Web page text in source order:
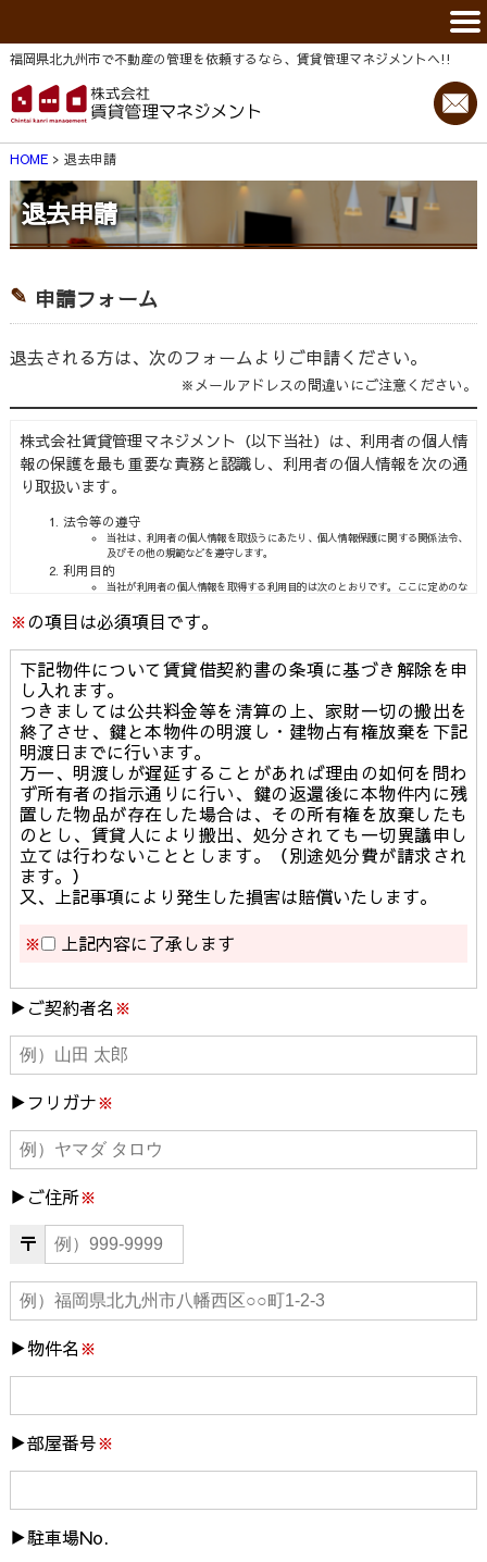
福岡県北九州市で不動産の管理を依頼するなら、賃貸管理マネジメントヘ!!
HOME 退去申請
退去申請
申請フォーム
退去される方は、次のフォームよりご申請ください。
※メールアドレスの間違いにご注意ください。
株式会社賃貸管理マネジメント（以下当社）は、利用者の個人情
報の保護を最も重要な責務と認識し、利用者の個人情報を次の通
り取扱います。
法令等の遵守
当社は、利用者の個人情報を取扱うにあたり、個人情報保護に関する関係法令、
及びその他の規範などを遵守します。
利用目的
当社が利用者の個人情報を取得する利用目的は次のとおりです。ここに定めのな
的を明示して行います。
利用者に、より良いサービス及びこれらに関連した活動を連絡するため。
計データを作成するため。
適正な取得
当社は、利用者の個人情報を偽りその他不正の手段で取得する事は致しません。
利用
当社は、利用者の個人情報を「2.利用目的」で定めた範囲内で利用します。
第三者への提供
当社は、次の場合を除き個人情報を第三者に提供する事は致しません。
利用者によりあらかじめ同意を得ている会社・団体に提供する場合。
法令に基づく場合。
人の生命、身体又は財産の保護のために必要がある場合であって、利用者の同意
を得る事が困難であるとき。
公衆衛生の向上又は児童の健全な育成の推進のために特に必要がある場合であっ
て、利用者の同意を得ることが困難であるとき。
国の機関若しくは地方公共団体又はその委託を受けた者が法令の定める事務を遂
行する事に対して協力する必要がある場合であって、利用者の同意を得ることに
開示・訂正・削除
当社は、個人情報を正確かつ最新の状態で管理するよう努めます。また利用者か
速やかに開示します。その結果、万一誤った情報があれば速やかに訂正又は削除
いたします。
当社は、取扱う個人情報の漏えい、滅失又は棄損の防止、その他安全管理のた
め、必要かつ適切な措置を講じます。
その他
当社では、利用者の個人情報の保護を図るために、法令その他の規範などの変更
に伴い、プライバシーポリシーを改定する場合がございます。改定があった場合
はホームページにてお知らせいたします。
※の項目は必須項目です。
下記物件について賃貸借契約書の条項に基づき解除を申
し入れます。
つきましては公共料金等を清算の上、家財一切の搬出を
終了させ、鍵と本物件の明渡し・建物占有権放棄を下記
明渡日までに行います。
万一、明渡しが遅延することがあれば理由の如何を問わ
ず所有者の指示通りに行い、鍵の返還後に本物件内に残
置した物品が存在した場合は、その所有権を放棄したも
のとし、賃貸人により搬出、処分されても一切異議申し
立ては行わないこととします。（別途処分費が請求され
ます。）
又、上記事項により発生した損害は賠償いたします。
※
上記内容に了承します
ご契約者名※
フリガナ※
ご住所※
〒
物件名※
部屋番号※
駐車場No.